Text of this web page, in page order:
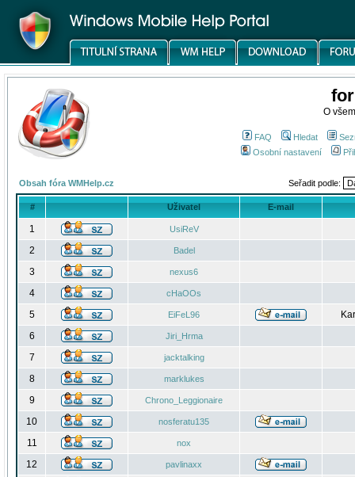
O
FAQ Hledat
Osobní nastavení
Obsah fóra WMHelp.cz Seřadit podle:
# Uživatel E-mail
1 UsiReV
2 Badel
3 nexus6
4 cHaOOs
5 EiFeL96
6
Jiri_Hrma
7 jacktalking
8 marklukes
9 Chrono_Leggionaire
10 nosferatu135
11 nox
12 pavlinaxx